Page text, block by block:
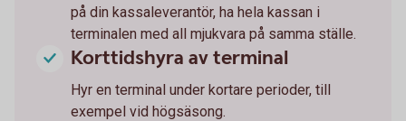
på din kassaleverantör, ha hela kassan i
terminalen med all mjukvara på samma ställe.
Korttidshyra av terminal
Hyr en terminal under kortare perioder, till
exempel vid högsäsong.